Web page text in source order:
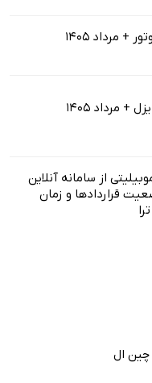
مرداد 1405
مرداد 1405
از سامانه آنلاین
قراردادها و زمان
چین ال